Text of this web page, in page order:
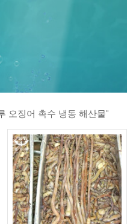
오징어 촉수 냉동 해산물"